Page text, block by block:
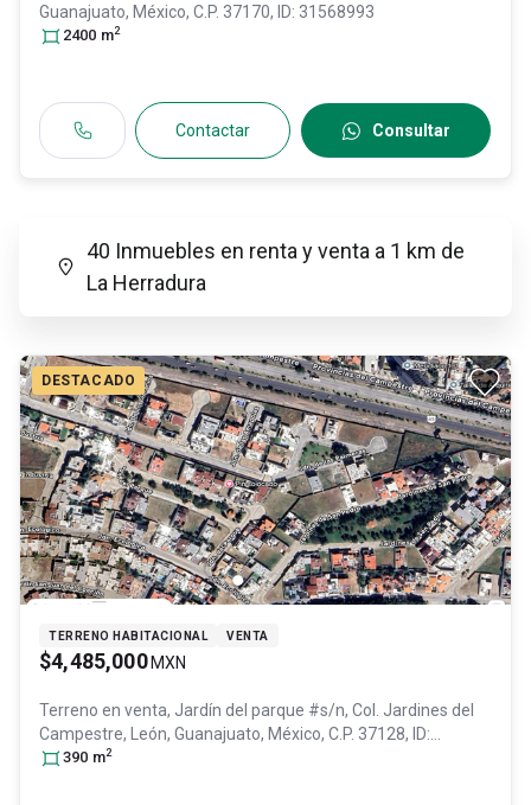
Guanajuato, México, C.P. 37170, ID: 31568993
2400 m2
Contactar Consultar
40 Inmuebles en renta y venta a 1 km de
La Herradura
DESTACADO
TERRENO HABITACIONAL VENTA
$4,485,000 MXN
Terreno en venta, Jardín del parque #s/n, Col. Jardines del
Campestre,
León, Guanajuato, México, C.P. 37128, ID:
31464775
390 m2